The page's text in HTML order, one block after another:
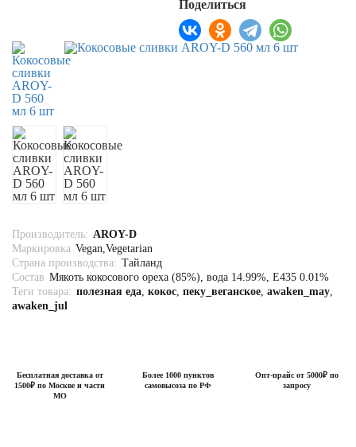
Био Косметика
Бытовая НЕ химия
Натуральное мыло
Для стирки и уборки
Одежда и аксессуары
Эко-сумки, Сумки-Авоськи
Подарки
Поделиться
Производитель: AROY-D
Маркировка Vegan,Vegetarian
Страна производства: Тайланд
Состав Мякоть кокосового ореха (85%), вода 14.99%, E435 0.01%
Теги товара: полезная еда, кокос, пеку_веганское, awaken_may,
awaken_jul
Бесплатная доставка от
1500₽ по Москве и части
МО
Более 1000 пунктов
самовысоза по РФ
Опт-прайс от 5000₽ по
запросу